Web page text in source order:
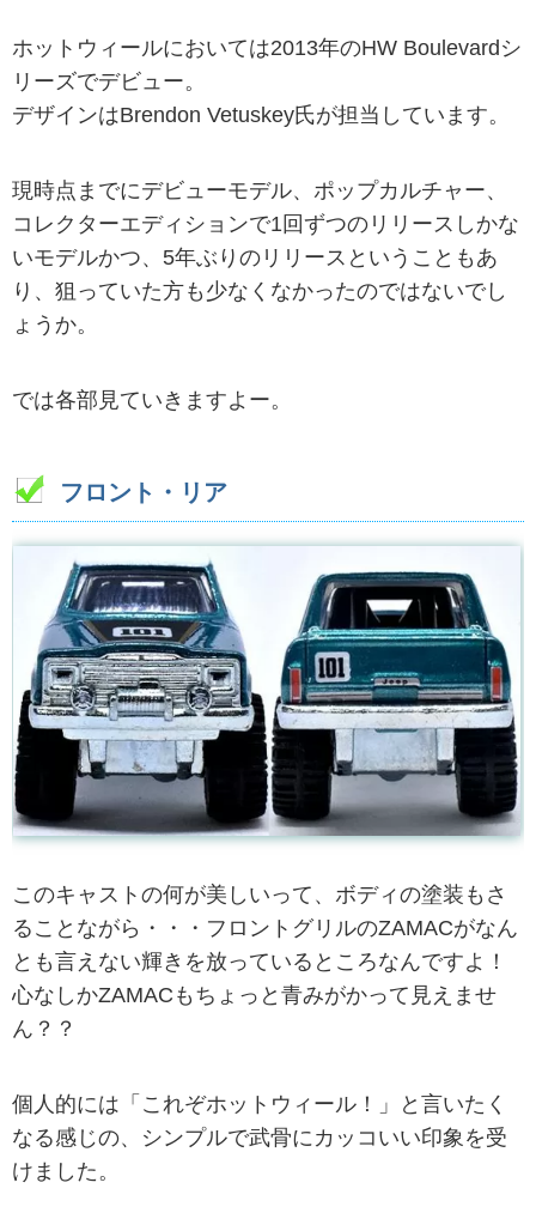
ホットウィールにおいては2013年のHW Boulevardシ
リーズでデビュー。
デザインはBrendon Vetuskey氏が担当しています。
現時点までにデビューモデル、ポップカルチャー、
コレクターエディションで1回ずつのリリースしかな
いモデルかつ、5年ぶりのリリースということもあ
り、狙っていた方も少なくなかったのではないでし
ょうか。
では各部見ていきますよー。
フロント・リア
このキャストの何が美しいって、ボディの塗装もさ
ることながら・・・フロントグリルのZAMACがなん
とも言えない輝きを放っているところなんですよ！
心なしかZAMACもちょっと青みがかって見えませ
ん？？
個人的には「これぞホットウィール！」と言いたく
なる感じの、シンプルで武骨にカッコいい印象を受
けました。